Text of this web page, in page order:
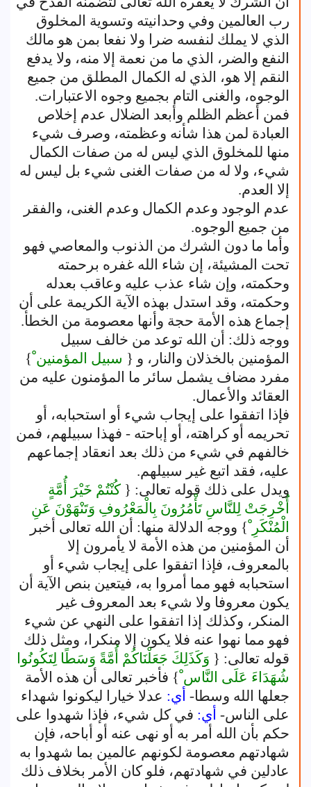
رب العالمين وفي وحدانيته وتسوية المخلوق
الذي لا يملك لنفسه ضرا ولا نفعا بمن هو مالك
النفع والضر، الذي ما من نعمة إلا منه، ولا يدفع
النقم إلا هو، الذي له الكمال المطلق من جميع
الوجوه، والغنى التام بجميع وجوه الاعتبارات.
فمن أعظم الظلم وأبعد الضلال عدم إخلاص
العبادة لمن هذا شأنه وعظمته، وصرف شيء
منها للمخلوق الذي ليس له من صفات الكمال
شيء، ولا له من صفات الغنى شيء بل ليس له
إلا العدم.
عدم الوجود وعدم الكمال وعدم الغنى، والفقر
من جميع الوجوه.
وأما ما دون الشرك من الذنوب والمعاصي فهو
تحت المشيئة، إن شاء الله غفره برحمته
وحكمته، وإن شاء عذب عليه وعاقب بعدله
وحكمته، وقد استدل بهذه الآية الكريمة على أن
إجماع هذه الأمة حجة وأنها معصومة من الخطأ.
ووجه ذلك: أن الله توعد من خالف سبيل
المؤمنين بالخذلان والنار، و { سبيل المؤمنين ْ}
مفرد مضاف يشمل سائر ما المؤمنون عليه من
العقائد والأعمال.
فإذا اتفقوا على إيجاب شيء أو استحبابه، أو
تحريمه أو كراهته، أو إباحته - فهذا سبيلهم، فمن
خالفهم في شيء من ذلك بعد انعقاد إجماعهم
عليه، فقد اتبع غير سبيلهم.
ويدل على ذلك قوله تعالى: { كُنْتُمْ خَيْرَ أُمَّةٍ
أُخْرِجَتْ لِلنَّاسِ تَأْمُرُونَ بِالْمَعْرُوفِ وَتَنْهَوْنَ عَنِ
الْمُنْكَرِ ْ} ووجه الدلالة منها: أن الله تعالى أخبر
أن المؤمنين من هذه الأمة لا يأمرون إلا
بالمعروف، فإذا اتفقوا على إيجاب شيء أو
استحبابه فهو مما أمروا به، فيتعين بنص الآية أن
يكون معروفا ولا شيء بعد المعروف غير
المنكر، وكذلك إذا اتفقوا على النهي عن شيء
فهو مما نهوا عنه فلا يكون إلا منكرا، ومثل ذلك
قوله تعالى: { وَكَذَلِكَ جَعَلْنَاكُمْ أُمَّةً وَسَطًا لِتَكُونُوا
شُهَدَاءَ عَلَى النَّاس ْ} فأخبر تعالى أن هذه الأمة
جعلها الله وسطا- أي: عدلا خيارا ليكونوا شهداء
على الناس- أي: في كل شيء، فإذا شهدوا على
حكم بأن الله أمر به أو نهى عنه أو أباحه، فإن
شهادتهم معصومة لكونهم عالمين بما شهدوا به
عادلين في شهادتهم، فلو كان الأمر بخلاف ذلك